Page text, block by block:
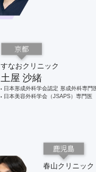
すなおクリニック
土屋 沙緒
日本形成外科学会認定 形成外科専門
日本美容外科学会（JSAPS）専門医
春山クリニック